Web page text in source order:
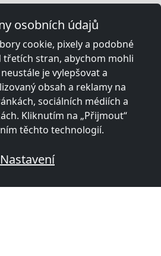
osobních údajů
cookie, pixely a podobné
stran, abychom mohli
je vylepšovat a
obsah a reklamy na
sociálních médiích a
Kliknutím na „Přijmout“
těchto technologií.
Nastavení